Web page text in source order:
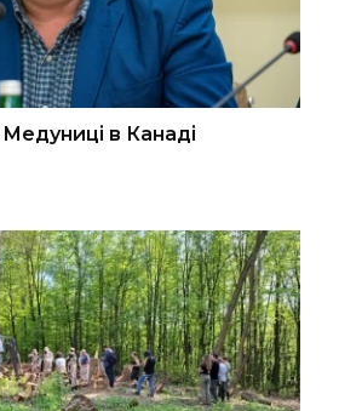
в Канаді